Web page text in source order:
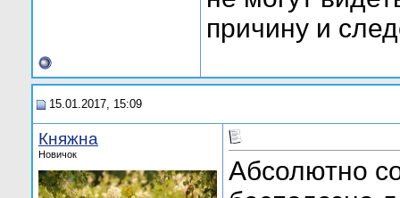
причину и
15.01.2017, 15:09
Княжна
Новичок
Абсолютно